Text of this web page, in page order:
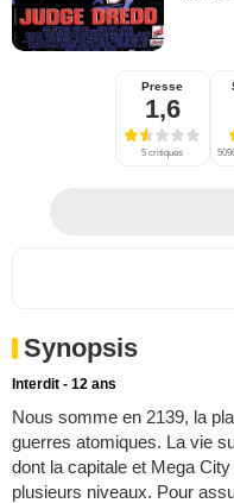
Presse
1,6
5 critiques
Synopsis
Interdit - 12 ans
Nous somme en 2139, la
guerres atomiques. La vie
dont la capitale et Mega
plusieurs niveaux. Pour